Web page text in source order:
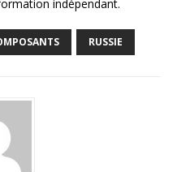
indépendant.
RUSSIE